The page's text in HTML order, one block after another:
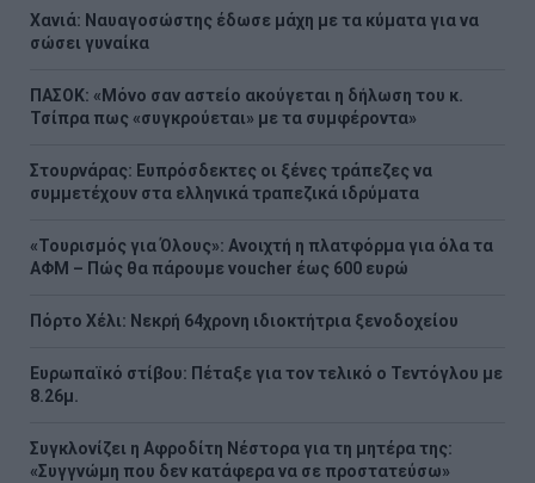
Χανιά: Ναυαγοσώστης έδωσε μάχη με τα κύματα για να
σώσει γυναίκα
ΠΑΣΟΚ: «Μόνο σαν αστείο ακούγεται η δήλωση του κ.
Τσίπρα πως «συγκρούεται» με τα συμφέροντα»
Στουρνάρας: Ευπρόσδεκτες οι ξένες τράπεζες να
συμμετέχουν στα ελληνικά τραπεζικά ιδρύματα
«Τουρισμός για Όλους»: Ανοιχτή η πλατφόρμα για όλα τα
ΑΦΜ – Πώς θα πάρουμε voucher έως 600 ευρώ
Πόρτο Χέλι: Νεκρή 64χρονη ιδιοκτήτρια ξενοδοχείου
Ευρωπαϊκό στίβου: Πέταξε για τον τελικό ο Τεντόγλου με
8.26μ.
Συγκλονίζει η Αφροδίτη Νέστορα για τη μητέρα της:
«Συγγνώμη που δεν κατάφερα να σε προστατεύσω»